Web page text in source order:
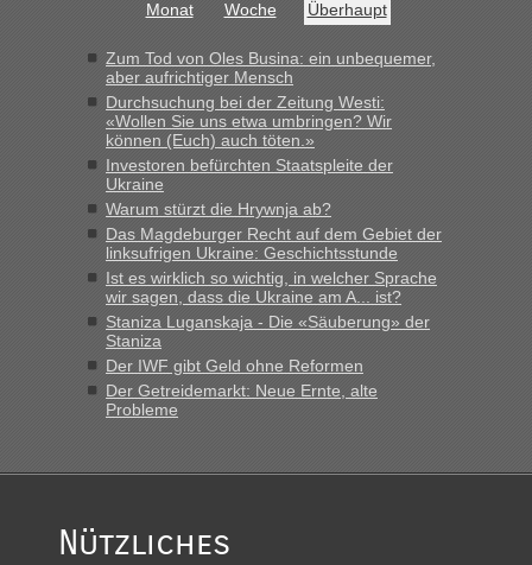
Monat Woche Überhaupt
Zum Tod von Oles Busina: ein unbequemer,
aber aufrichtiger Mensch
Durchsuchung bei der Zeitung Westi:
«Wollen Sie uns etwa umbringen? Wir
können (Euch) auch töten.»
Investoren befürchten Staatspleite der
Ukraine
Warum stürzt die Hrywnja ab?
Das Magdeburger Recht auf dem Gebiet der
linksufrigen Ukraine: Geschichtsstunde
Ist es wirklich so wichtig, in welcher Sprache
wir sagen, dass die Ukraine am A... ist?
Staniza Luganskaja - Die «Säuberung» der
Staniza
Der IWF gibt Geld ohne Reformen
Der Getreidemarkt: Neue Ernte, alte
Probleme
Nützliches